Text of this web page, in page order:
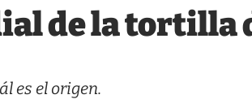
de la tortilla
es el origen.